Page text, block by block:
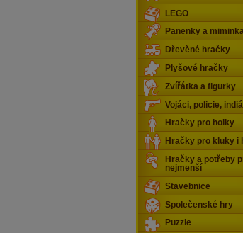
LEGO
Panenky a miminka
Dřevěné hračky
Plyšové hračky
Zvířátka a figurky
Vojáci, policie,
Hračky pro holky
Hračky pro kluky i
Hračky a potřeby
nejmenší
Stavebnice
Společenské hry
Puzzle